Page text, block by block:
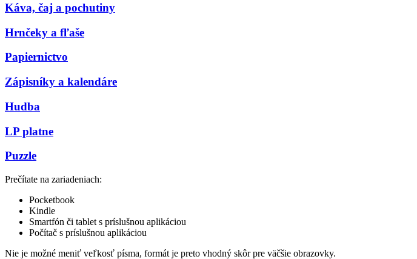
Káva, čaj a pochutiny
Hrnčeky a fľaše
Papiernictvo
Zápisníky a kalendáre
Hudba
LP platne
Puzzle
Prečítate na zariadeniach:
Pocketbook
Kindle
Smartfón či tablet s príslušnou aplikáciou
Počítač s príslušnou aplikáciou
Nie je možné meniť veľkosť písma, formát je preto vhodný skôr pre väčšie obrazovky.